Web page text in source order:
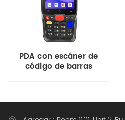
PDA con escáner de
código de barras